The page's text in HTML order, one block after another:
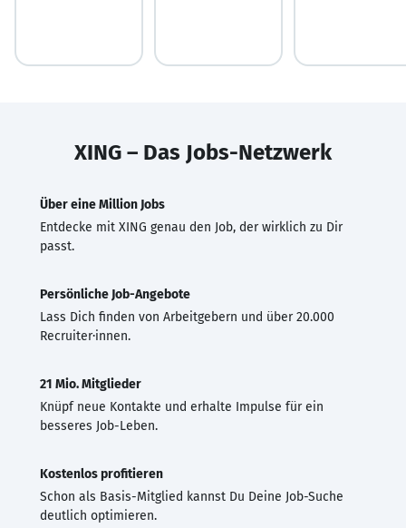
XING – Das Jobs-Netzwerk
Über eine Million Jobs
Entdecke mit XING genau den Job, der wirklich zu Dir
passt.
Persönliche Job-Angebote
Lass Dich finden von Arbeitgebern und über 20.000
Recruiter·innen.
21 Mio. Mitglieder
Knüpf neue Kontakte und erhalte Impulse für ein
besseres Job-Leben.
Kostenlos profitieren
Schon als Basis-Mitglied kannst Du Deine Job-Suche
deutlich optimieren.